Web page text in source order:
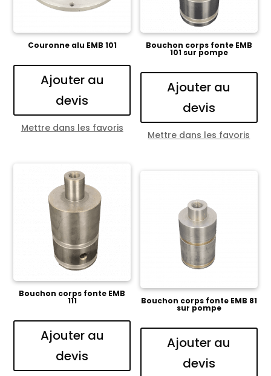
Couronne alu EMB 101
Ajouter au
devis
Mettre dans les favoris
Bouchon corps fonte EMB
101 sur pompe
Ajouter au
devis
Mettre dans les favoris
Bouchon corps fonte EMB
111
Ajouter au
devis
Bouchon corps fonte EMB 81
sur pompe
Ajouter au
devis